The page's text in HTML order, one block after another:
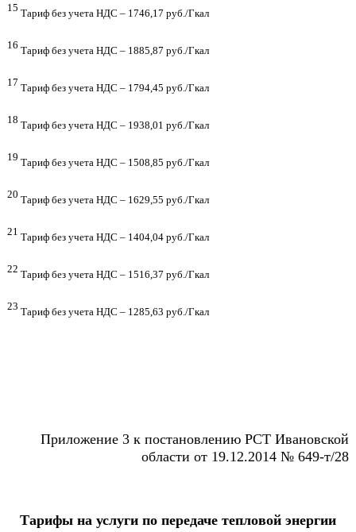
15 Тариф без учета НДС – 1746,17 руб./Гкал
16 Тариф без учета НДС – 1885,87 руб./Гкал
17 Тариф без учета НДС – 1794,45 руб./Гкал
18 Тариф без учета НДС – 1938,01 руб./Гкал
19 Тариф без учета НДС – 1508,85 руб./Гкал
20 Тариф без учета НДС – 1629,55 руб./Гкал
21 Тариф без учета НДС – 1404,04 руб./Гкал
22 Тариф без учета НДС – 1516,37 руб./Гкал
23 Тариф без учета НДС – 1285,63 руб./Гкал
Приложение 3 к постановлению РСТ Ивановской
области от 19.12.2014 № 649-т/28
Тарифы на услуги по передаче тепловой энергии